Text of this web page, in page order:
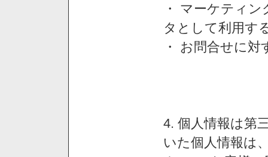
・ マーケティ
タとして利用す
・ お問合せに
4. 個人情報は第
いた個人情報は